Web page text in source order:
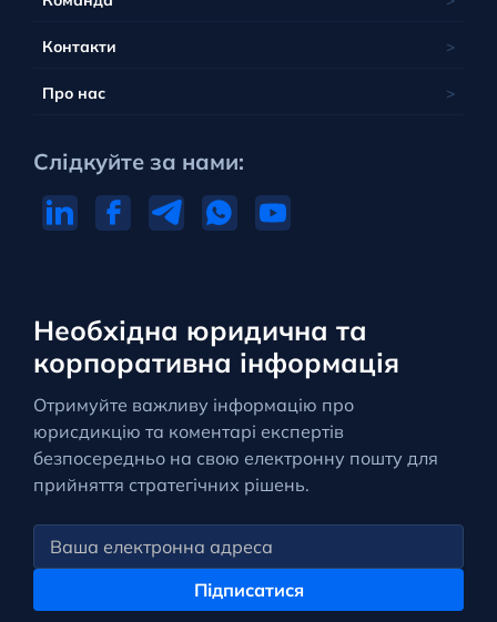
Необхідна юридична та
корпоративна інформація
Отримуйте важливу інформацію про
юрисдикцію та коментарі експертів
безпосередньо на свою електронну пошту для
прийняття стратегічних рішень.
Підписатися
Контакти
Про нас
Слідкуйте за нами: